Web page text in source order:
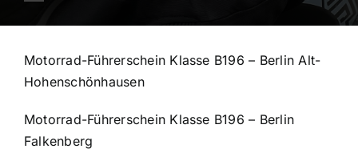
Motorrad-Führerschein Klasse B196 – Berlin Alt-
Hohenschönhausen
Motorrad-Führerschein Klasse B196 – Berlin
Falkenberg